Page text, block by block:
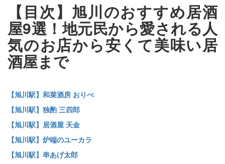
【目次】旭川のおすすめ居酒
屋9選！地元民から愛される人
気のお店から安くて美味い居
酒屋まで
【旭川駅】和菜酒房 おりべ
【旭川駅】独酌 三四郎
【旭川駅】居酒屋 天金
【旭川駅】炉端のユーカラ
【旭川駅】串あげ太郎